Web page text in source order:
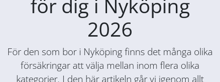
för dig i Nyköping
2026
För den som bor i Nyköping finns det många olika
försäkringar att välja mellan inom flera olika
kategorier. I den här artikeln går vi igenom allt